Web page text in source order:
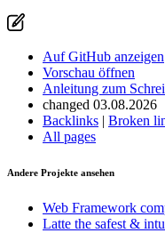
Auf GitHub anzeigen
Vorschau öffnen
Anleitung zum
changed 03.08.2026
Backlinks | Broken
All pages
Andere Projekte ansehen
Web Framework
Latte the safest &